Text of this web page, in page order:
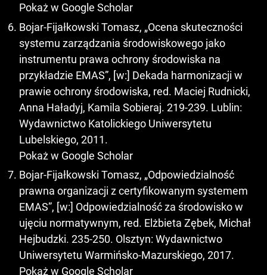
Pokaż w Google Scholar
Bojar-Fijałkowski Tomasz, „Ocena skuteczności
systemu zarządzania środowiskowego jako
instrumentu prawa ochrony środowiska na
przykładzie EMAS”, [w:] Dekada harmonizacji w
prawie ochrony środowiska, red. Maciej Rudnicki,
Anna Haładyj, Kamila Sobieraj. 219-239. Lublin:
Wydawnictwo Katolickiego Uniwersytetu
Lubelskiego, 2011.
Pokaż w Google Scholar
Bojar-Fijałkowski Tomasz, „Odpowiedzialność
prawna organizacji z certyfikowanym systemem
EMAS”, [w:] Odpowiedzialność za środowisko w
ujęciu normatywnym, red. Elżbieta Zębek, Michał
Hejbudzki. 235-250. Olsztyn: Wydawnictwo
Uniwersytetu Warmińsko-Mazurskiego, 2017.
Pokaż w Google Scholar